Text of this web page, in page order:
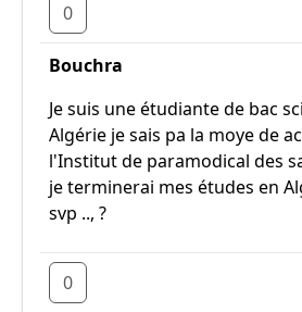
0
Bouchra
Je suis une étudiante de bac
Algérie je sais pa la moye de
l'Institut de paramodical des
je terminerai mes études en
svp .., ?
0